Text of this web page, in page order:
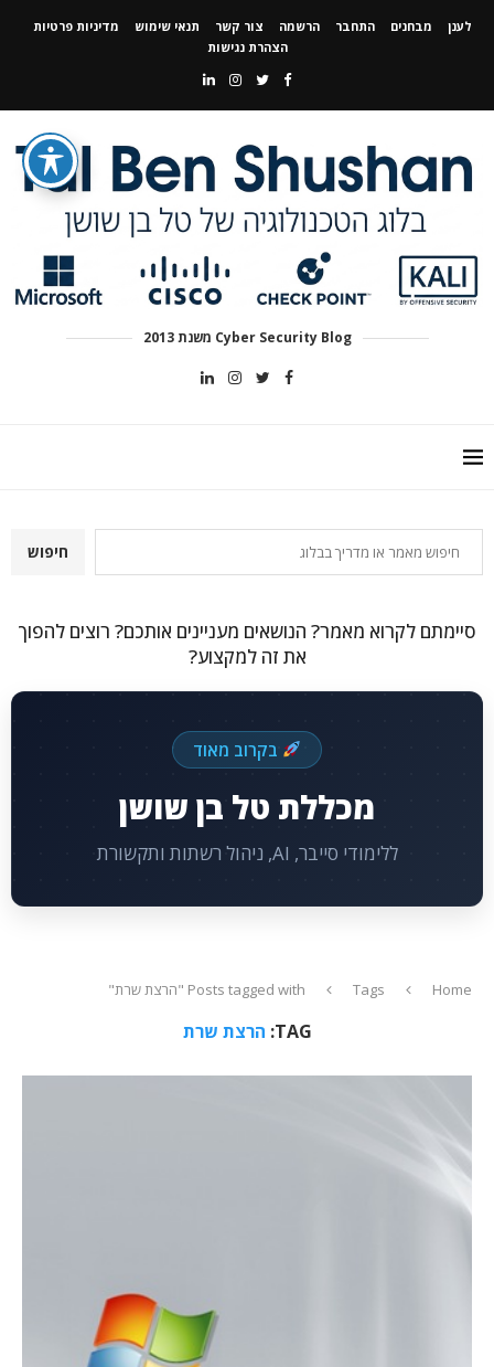
לענן מבחנים התחבר הרשמה צור קשר תנאי שימוש
מדיניות פרטיות
הצהרת נגישות
Cyber Security Blog משנת 2013
חיפוש
סיימתם לקרוא מאמר? הנושאים מעניינים אותכם? רוצים להפוך
את זה למקצוע?
בקרוב מאוד
מכללת טל בן שושן
ללימודי סייבר, AI, ניהול רשתות ותקשורת
Home
Tags Posts tagged with "הרצת שרת"
TAG: הרצת שרת